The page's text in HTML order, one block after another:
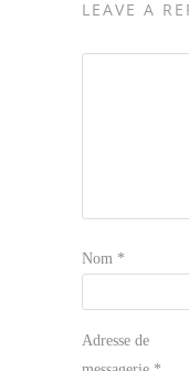
LEAVE A
Nom *
Adresse de